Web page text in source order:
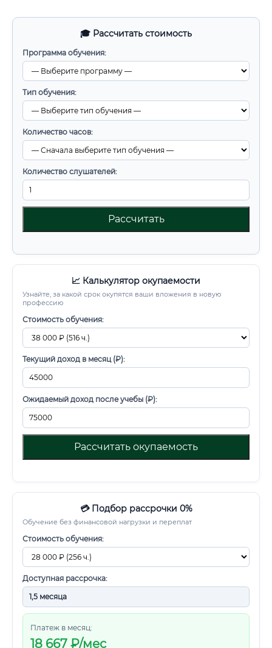
🎓 Рассчитать стоимость
Программа обучения:
Тип обучения:
Количество часов:
Количество слушателей:
Рассчитать
📈 Калькулятор окупаемости
Узнайте, за какой срок окупятся ваши вложения в новую
профессию
Стоимость обучения:
Текущий доход в месяц (₽):
Ожидаемый доход после учебы (₽):
Рассчитать окупаемость
💳 Подбор рассрочки 0%
Обучение без финансовой нагрузки и переплат
Стоимость обучения:
Доступная рассрочка:
Платеж в месяц:
18 667 ₽/мес